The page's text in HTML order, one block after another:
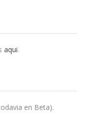
aqui.
en Beta).